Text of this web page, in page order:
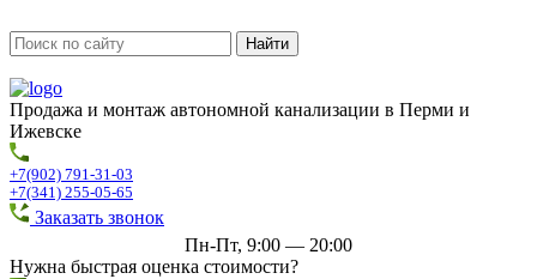
Продажа и монтаж автономной канализации в Перми и
Ижевске
+7(902) 791-31-03
+7(341) 255-05-65
Заказать звонок
Пн-Пт, 9:00 — 20:00
Нужна быстрая оценка стоимости?